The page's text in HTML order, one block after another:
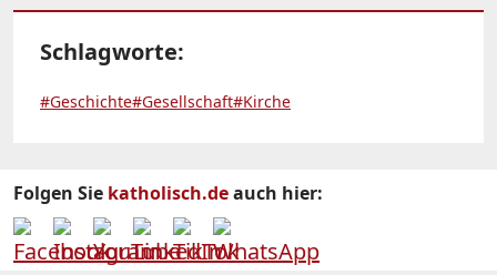
Schlagworte:
#Geschichte#Gesellschaft#Kirche
Folgen Sie katholisch.deauch hier: